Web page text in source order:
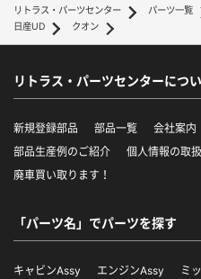
リトラス・パーツセンター パーツ一覧
日産UD
クオン
リトラス・パーツセンターにつ
新規登録部品 部品一覧 会社案内
部品生産例のご紹介
個人情報の取
廃車買い取ります！
「パーツ名」でパーツを探す
キャビンAssy エンジンAssy ミ